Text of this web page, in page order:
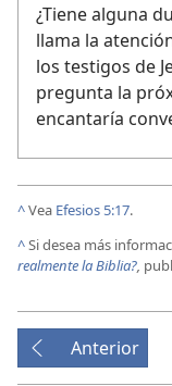
¿Tiene alguna
llama la
los testigos de
pregunta la
encantaría
^Vea Efesios 5:17.
^Si desea más
realmente la Biblia?,
Anterior